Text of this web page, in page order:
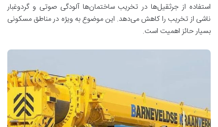
استفاده از جرثقیل‌ها در تخریب ساختمان‌ها آلودگی صوتی و گردوغبار
ناشی از تخریب را کاهش می‌دهد. این موضوع به ویژه در مناطق مسکونی
بسیار حائز اهمیت است.